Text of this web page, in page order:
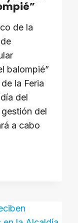
de la
balompié”
la Feria
del
del
a cabo